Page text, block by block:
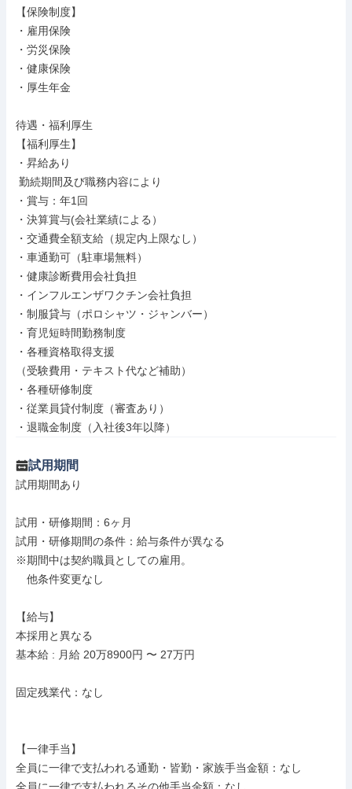
【保険制度】
・雇用保険
・労災保険
・健康保険
・厚生年金
待遇・福利厚生
【福利厚生】
・昇給あり
・賞与：年1回
・決算賞与(会社業績による）
・交通費全額支給（規定内上限なし）
・車通勤可（駐車場無料）
・健康診断費用会社負担
・インフルエンザワクチン会社負担
・制服貸与（ポロシャツ・ジャンバー）
・育児短時間勤務制度
・各種資格取得支援
（受験費用・テキスト代など補助）
・各種研修制度
・従業員貸付制度（審査あり）
・退職金制度（入社後3年以降）
試用期間
試用期間あり
試用・研修期間：6ヶ月
試用・研修期間の条件：給与条件が異なる
※期間中は契約職員としての雇用。
他条件変更なし
【給与】
本採用と異なる
基本給 : 月給 20万8900円 〜 27万円
固定残業代：なし
【一律手当】
全員に一律で支払われる通勤・皆勤・家族手当金額：なし